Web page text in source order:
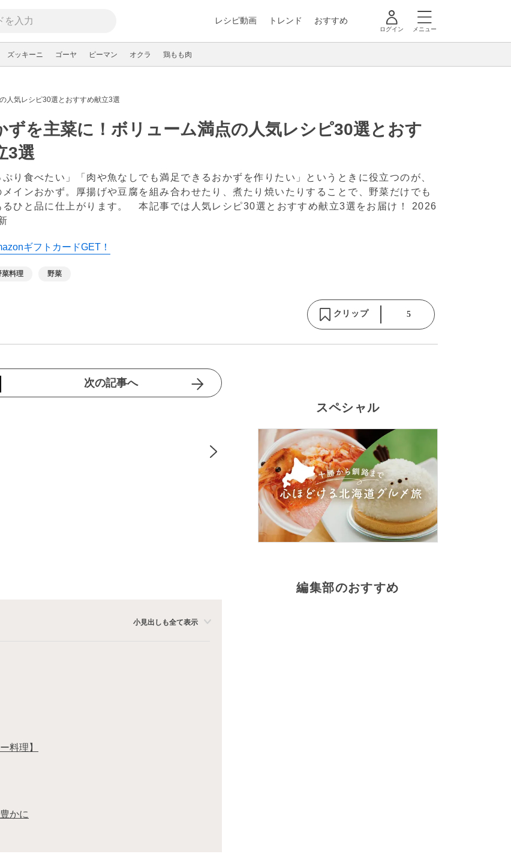
レシピ動画 トレンド おすすめ
ログイン メニュー
ズッキーニ ゴーヤ ピーマン オクラ 鶏もも肉
人気レシピ30選とおすすめ献立3選
ずを主菜に！ボリューム満点の人気レシピ30選とおす
3選
ぷり食べたい」「肉や魚なしでも満足できるおかずを作りたい」というときに役立つのが、
メインおかず。厚揚げや豆腐を組み合わせたり、煮たり焼いたりすることで、野菜だけでも
るひと品に仕上がります。 本記事では人気レシピ30選とおすすめ献立3選をお届け！ 2026
ギフトカードGET！
菜料理 野菜
クリップ 5
次の記事へ
小見出しも全て表示
料理】
かに
スペシャル
編集部のおすすめ